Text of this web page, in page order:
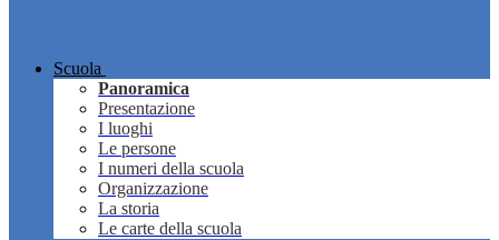
Scuola
Panoramica
Presentazione
I luoghi
Le persone
I numeri della scuola
Organizzazione
La storia
Le carte della scuola